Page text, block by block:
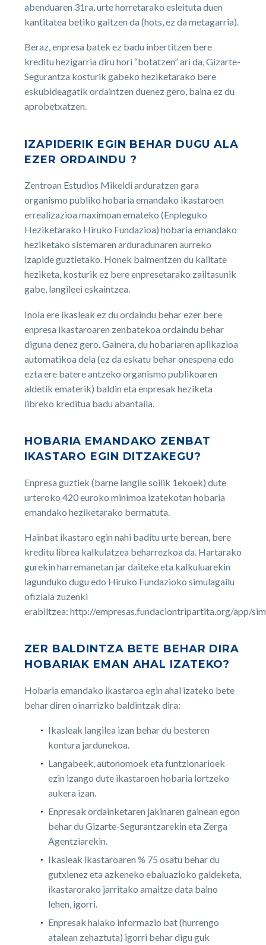
abenduaren 31ra, urte horretarako esleituta duen
kantitatea betiko galtzen da (hots, ez da metagarria).
Beraz, enpresa batek ez badu inbertitzen bere
kreditu hezigarria diru hori “botatzen” ari da, Gizarte-
Segurantza kosturik gabeko heziketarako bere
eskubideagatik ordaintzen duenez gero, baina ez du
aprobetxatzen.
IZAPIDERIK EGIN BEHAR DUGU ALA
EZER ORDAINDU ?
Zentroan Estudios Mikeldi arduratzen gara
organismo publiko hobaria emandako ikastaroen
errealizazioa maximoan emateko (Enpleguko
Heziketarako Hiruko Fundazioa) hobaria emandako
heziketako sistemaren arduradunaren aurreko
izapide guztietako. Honek baimentzen du kalitate
heziketa, kosturik ez bere enpresetarako zailtasunik
gabe, langileei eskaintzea.
Inola ere ikasleak ez du ordaindu behar ezer bere
enpresa ikastaroaren zenbatekoa ordaindu behar
diguna denez gero. Gainera, du hobariaren aplikazioa
automatikoa dela (ez da eskatu behar onespena edo
ezta ere batere antzeko organismo publikoaren
aldetik ematerik) baldin eta enpresak heziketa
libreko kreditua badu abantaila.
HOBARIA EMANDAKO ZENBAT
IKASTARO EGIN DITZAKEGU?
Enpresa guztiek (barne langile soilik 1ekoek) dute
urteroko 420 euroko minimoa izatekotan hobaria
emandako heziketarako bermatuta.
Hainbat ikastaro egin nahi baditu urte berean, bere
kreditu librea kalkulatzea beharrezkoa da. Hartarako
gurekin harremanetan jar daiteke eta kalkuluarekin
lagunduko dugu edo Hiruko Fundazioko simulagailu
ofiziala zuzenki
erabiltzea: http://empresas.fundaciontripartita.org/app/
ZER BALDINTZA BETE BEHAR DIRA
HOBARIAK EMAN AHAL IZATEKO?
Hobaria emandako ikastaroa egin ahal izateko bete
behar diren oinarrizko baldintzak dira:
Ikasleak langilea izan behar du besteren
kontura jardunekoa.
Langabeek, autonomoek eta funtzionarioek
ezin izango dute ikastaroen hobaria lortzeko
aukera izan.
Enpresak ordainketaren jakinaren gainean egon
behar du Gizarte-Segurantzarekin eta Zerga
Agentziarekin.
Ikasleak ikastaroaren % 75 osatu behar du
gutxienez eta azkeneko ebaluazioko galdeketa,
ikastarorako jarritako amaitze data baino
lehen, igorri.
Enpresak halako informazio bat (hurrengo
atalean zehaztuta) igorri behar digu guk